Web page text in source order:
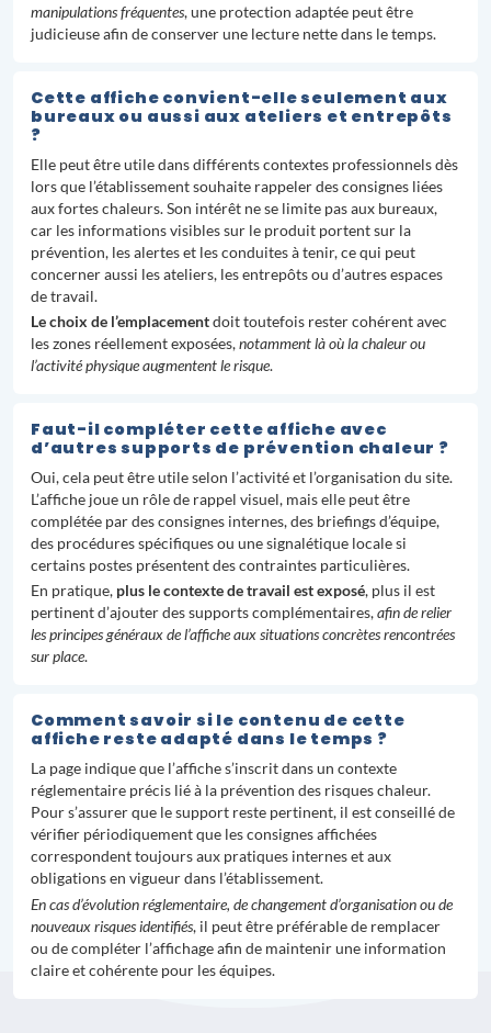
manipulations fréquentes, une protection adaptée peut être
judicieuse afin de conserver une lecture nette dans le temps.
Cette affiche convient-elle seulement aux
bureaux ou aussi aux ateliers et entrepôts
?
Elle peut être utile dans différents contextes professionnels dès
lors que l’établissement souhaite rappeler des consignes liées
aux fortes chaleurs. Son intérêt ne se limite pas aux bureaux,
car les informations visibles sur le produit portent sur la
prévention, les alertes et les conduites à tenir, ce qui peut
concerner aussi les ateliers, les entrepôts ou d’autres espaces
de travail.
Le choix de l’emplacementdoit toutefois rester cohérent avec
les zones réellement exposées,notamment là où la chaleur ou
l’activité physique augmentent le risque.
Faut-il compléter cette affiche avec
d’autres supports de prévention chaleur ?
Oui, cela peut être utile selon l’activité et l’organisation du site.
L’affiche joue un rôle de rappel visuel, mais elle peut être
complétée par des consignes internes, des briefings d’équipe,
des procédures spécifiques ou une signalétique locale si
certains postes présentent des contraintes particulières.
En pratique, plus le contexte de travail est exposé, plus il est
pertinent d’ajouter des supports complémentaires,afin de relier
les principes généraux de l’affiche aux situations concrètes rencontrées
sur place.
Comment savoir si le contenu de cette
affiche reste adapté dans le temps ?
La page indique que l’affiche s’inscrit dans un contexte
réglementaire précis lié à la prévention des risques chaleur.
Pour s’assurer que le support reste pertinent, il est conseillé de
vérifier périodiquement que les consignes affichées
correspondent toujours aux pratiques internes et aux
obligations en vigueur dans l’établissement.
En cas d’évolution réglementaire, de changement d’organisation ou de
nouveaux risques identifiés, il peut être préférable de remplacer
ou de compléter l’affichage afin de maintenir une information
claire et cohérente pour les équipes.